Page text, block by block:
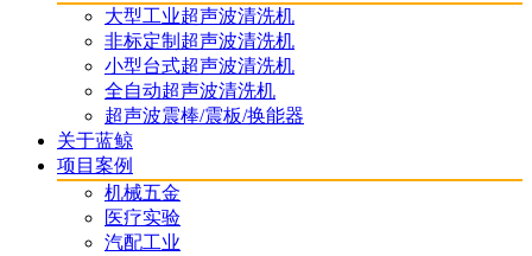
大型工业超声波清洗机
非标定制超声波清洗机
小型台式超声波清洗机
全自动超声波清洗机
超声波震棒/震板/换能器
关于蓝鲸
项目案例
机械五金
医疗实验
汽配工业